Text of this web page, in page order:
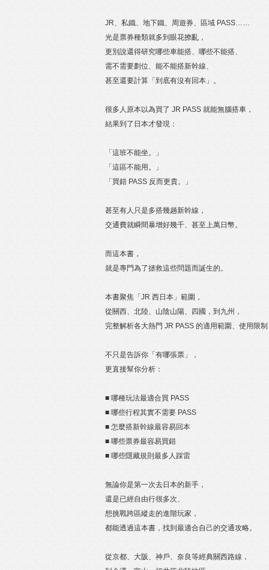
JR、私鐵、地下鐵、周遊券、區域 PASS……
光是票券種類就多到眼花撩亂，
更別說還得研究哪些車能搭、哪些不能搭、
需不需要劃位、能不能搭新幹線、
甚至還要計算「到底有沒有回本」。
很多人原本以為買了 JR PASS 就能無腦搭車，
結果到了日本才發現：
「這班不能坐。」
「這區不能用。」
「買錯 PASS 反而更貴。」
甚至有人只是多搭幾趟新幹線，
交通費就瞬間暴增好幾千、甚至上萬日幣。
而這本書，
就是專門為了拯救這些問題而誕生的。
本書聚焦「JR 西日本」範圍，
從關西、北陸、山陰山陽、四國，到九州，
完整解析各大熱門 JR PASS 的適用範圍、使用限
不只是告訴你「有哪張票」，
更直接幫你分析：
■ 哪種玩法最適合買 PASS
■ 哪些行程其實不需要 PASS
■ 怎麼搭新幹線最容易回本
■ 哪些票券最容易買錯
■ 哪些隱藏規則最多人踩雷
無論你是第一次去日本的新手，
還是已經自由行很多次、
想挑戰跨區縱走的進階玩家，
都能透過這本書，找到最適合自己的交通攻略。
從京都、大阪、神戶、奈良等經典關西路線，